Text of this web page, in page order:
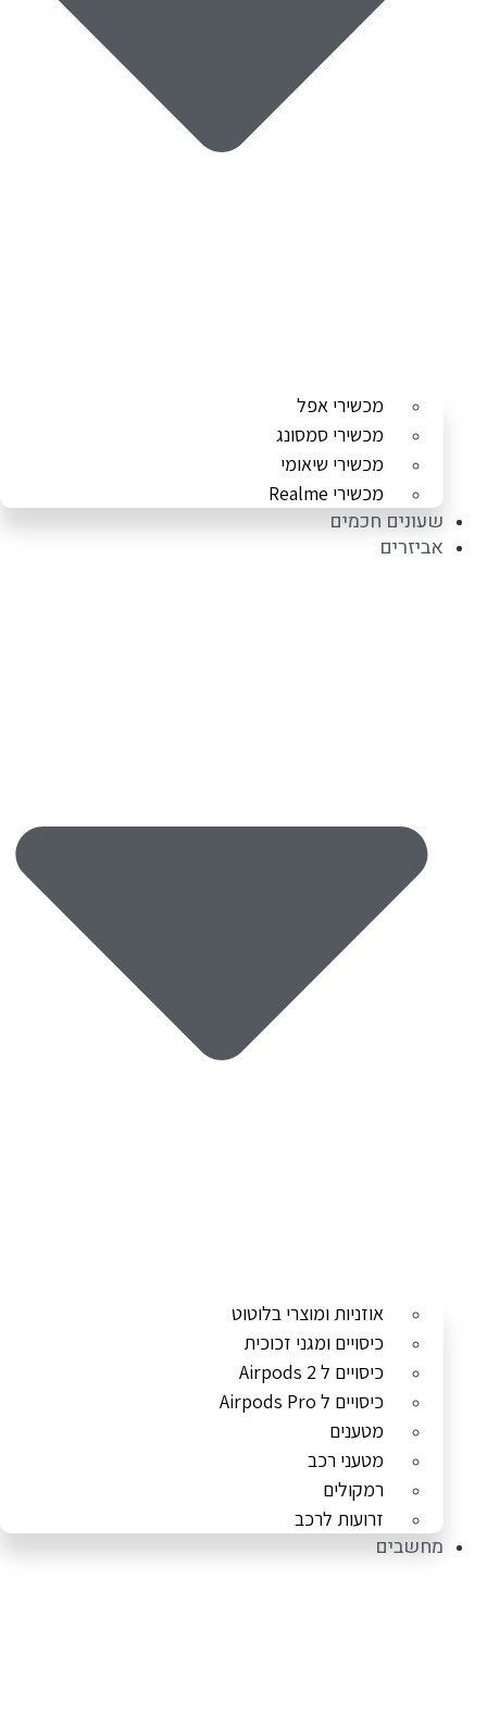
מכשירי אפל
מכשירי סמסונג
מכשירי שיאומי
מכשירי Realme
שעונים חכמים
אביזרים
אוזניות ומוצרי בלוטוט
כיסויים ומגני זכוכית
כיסויים ל Airpods 2
כיסויים ל Airpods Pro
מטענים
מטעני רכב
רמקולים
זרועות לרכב
מחשבים